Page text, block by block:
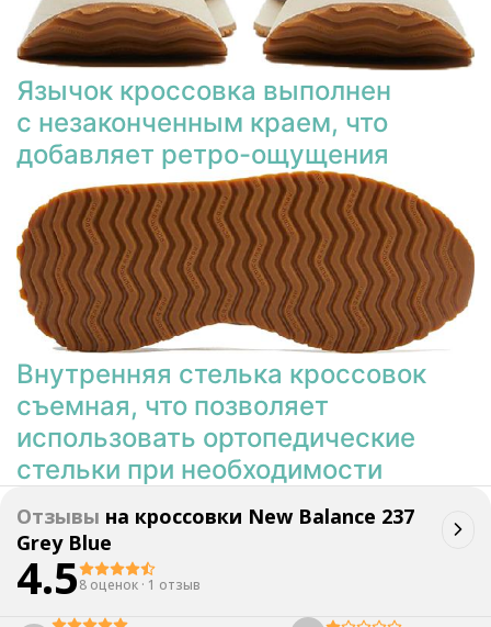
Язычок кроссовка выполнен
с незаконченным краем, что
добавляет ретро-ощущения
Внутренняя стелька кроссовок
съемная, что позволяет
использовать ортопедические
стельки при необходимости
Отзывы на кроссовки New Balance 237
Grey Blue
4.58 оценок · 1 отзыв